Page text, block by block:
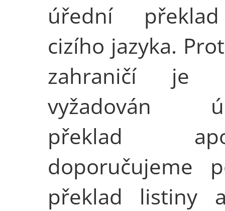
úřední
cizího jazyka.
zahraničí je
vyžadován
překlad
doporučujeme
překlad listiny